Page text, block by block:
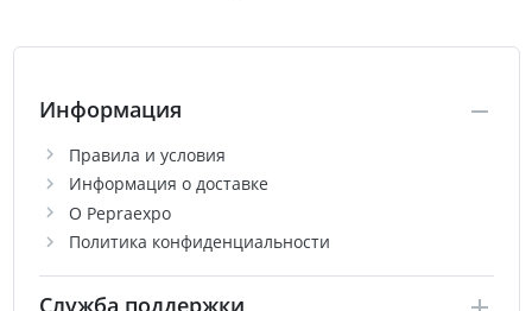
Информация
Правила и условия
Информация о доставке
О Pepraexpo
Политика конфиденциальности
Служба поддержки